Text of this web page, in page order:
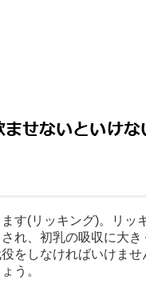
す(リッキング)。リッ
れ、初乳の吸収に大き
をしなければいけませ
う。